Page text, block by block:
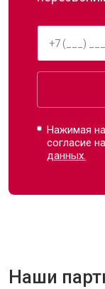
Нажимая
согласие
данных.
Наши